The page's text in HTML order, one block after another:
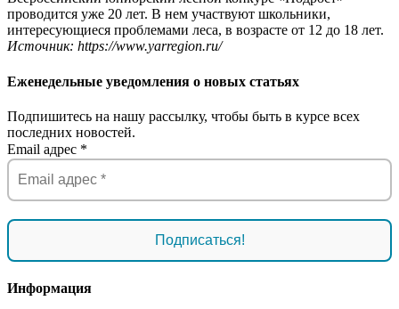
проводится уже 20 лет. В нем участвуют школьники,
интересующиеся проблемами леса, в возрасте от 12 до 18 лет.
Источник: https://www.yarregion.ru/
Еженедельные уведомления о новых статьях
Подпишитесь на нашу рассылку, чтобы быть в курсе всех
последних новостей.
Email адрес *
Информация